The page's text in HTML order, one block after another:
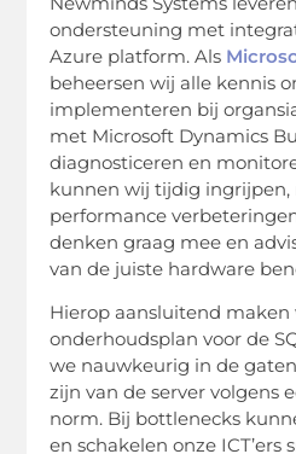
ondersteuning met
Azure platform. Als
beheersen wij alle kennis
implementeren bij
met Microsoft Dynamics
diagnosticeren en
kunnen wij tijdig ingrijpen,
performance
denken graag mee en
van de juiste hardware
Hierop aansluitend maken
onderhoudsplan voor de
we nauwkeurig in de
zijn van de server volgens
norm. Bij bottlenecks
en schakelen onze